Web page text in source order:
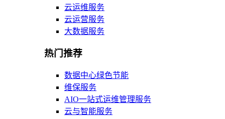
云运维服务
云运营服务
大数据服务
热门推荐
数据中心绿色节能
维保服务
AIO一站式运维管理服务
云与智能服务